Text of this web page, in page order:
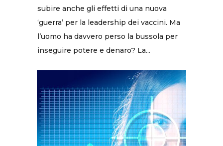
subire anche gli effetti di una nuova
‘guerra’ per la leadership dei vaccini. Ma
l’uomo ha davvero perso la bussola per
inseguire potere e denaro? La...